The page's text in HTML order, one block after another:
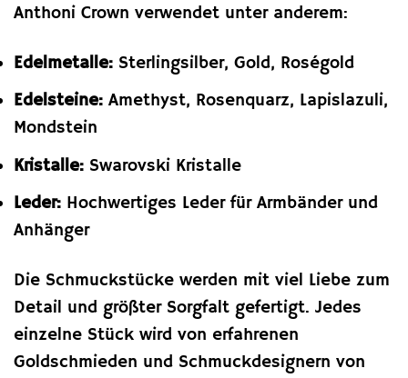
Anthoni Crown verwendet unter anderem:
Edelmetalle: Sterlingsilber, Gold, Roségold
Edelsteine: Amethyst, Rosenquarz, Lapislazuli,
Mondstein
Kristalle: Swarovski Kristalle
Leder: Hochwertiges Leder für Armbänder und
Anhänger
Die Schmuckstücke werden mit viel Liebe zum
Detail und größter Sorgfalt gefertigt. Jedes
einzelne Stück wird von erfahrenen
Goldschmieden und Schmuckdesignern von